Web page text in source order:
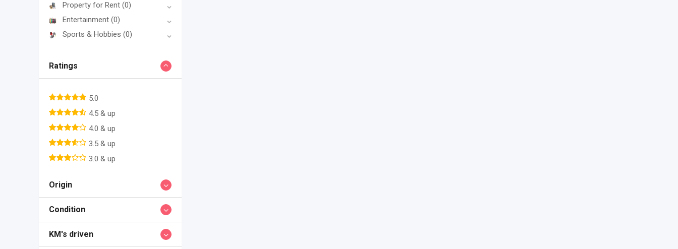
Property for Rent (0)
Entertainment (0)
Sports & Hobbies (0)
Ratings
5.0
4.5 & up
4.0 & up
3.5 & up
3.0 & up
Origin
Condition
KM's driven